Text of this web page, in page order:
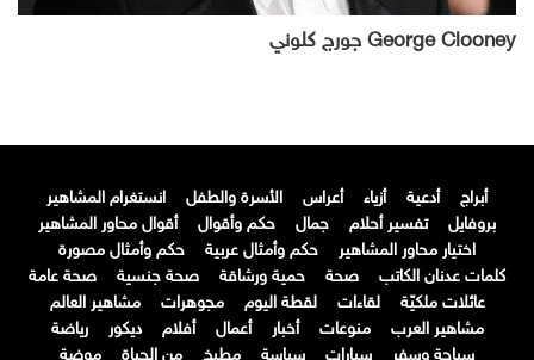
George Clooney جورج كلوني
أبراج أدعية أزياء أعراس الأسرة والطفل
انستغرام المشاهير
بروفايل
تفسير أحلام جمال حكم وأقوال
أقوال محاور المشاهير
اختيار محاور المشاهير
حكم وأمثال عربية
حكم وأمثال مصورة
كلمات عدنان الكاتب
صحة حمية ورشاقة صحة جنسية
صحة عامة
عائلات ملكيّة
لقاءات لقطة اليوم مجوهرات
مشاهير العالم
مشاهير العرب
منوعات أخبار أعمال أفلام ديكور
رياضة
سياحة وسفر
سيارات سياسة مطبخ من الحياة موضة